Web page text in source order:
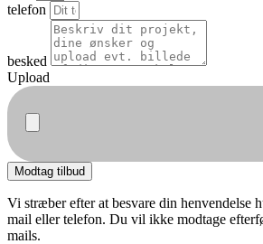
telefon
besked
Upload
Modtag tilbud
Vi stræber efter at besvare din henvendelse
mail eller telefon. Du vil ikke modtage
mails.